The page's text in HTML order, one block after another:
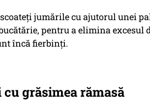
jumările cu ajutorul unei
pentru a elimina excesul
încă fierbinți.
cu grăsimea rămasă